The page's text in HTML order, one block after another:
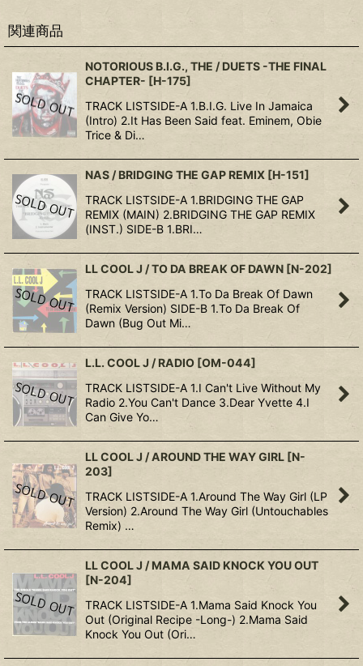
関連商品
NOTORIOUS B.I.G., THE / DUETS -THE FINAL
CHAPTER- [H-175]
TRACK LISTSIDE-A 1.B.I.G. Live In Jamaica
(Intro) 2.It Has Been Said feat. Eminem, Obie
Trice & Di…
NAS / BRIDGING THE GAP REMIX [H-151]
TRACK LISTSIDE-A 1.BRIDGING THE GAP
REMIX (MAIN) 2.BRIDGING THE GAP REMIX
(INST.) SIDE-B 1.BRI…
LL COOL J / TO DA BREAK OF DAWN [N-202]
TRACK LISTSIDE-A 1.To Da Break Of Dawn
(Remix Version) SIDE-B 1.To Da Break Of
Dawn (Bug Out Mi…
L.L. COOL J / RADIO [OM-044]
TRACK LISTSIDE-A 1.I Can't Live Without My
Radio 2.You Can't Dance 3.Dear Yvette 4.I
Can Give Yo…
LL COOL J / AROUND THE WAY GIRL [N-
203]
TRACK LISTSIDE-A 1.Around The Way Girl (LP
Version) 2.Around The Way Girl (Untouchables
Remix) …
LL COOL J / MAMA SAID KNOCK YOU OUT
[N-204]
TRACK LISTSIDE-A 1.Mama Said Knock You
Out (Original Recipe -Long-) 2.Mama Said
Knock You Out (Ori…